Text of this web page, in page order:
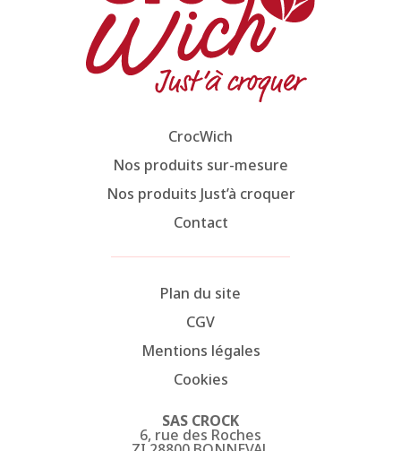
CrocWich
Nos produits sur-mesure
Nos produits Just’à croquer
Contact
Plan du site
CGV
Mentions légales
Cookies
SAS CROCK
6, rue des Roches